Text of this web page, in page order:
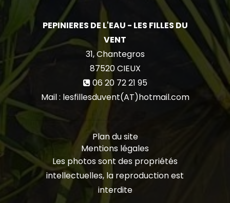
PEPINIERES DE L'EAU - LES FILLES DU
VENT
31, Chantegros
87520CIEUX
06 20 72 21 95
Mail : lesfillesduvent(AT)hotmail.com
Plan du site
Mentions légales
Les photos sont des propriétés
intellectuelles, la reproduction est
interdite